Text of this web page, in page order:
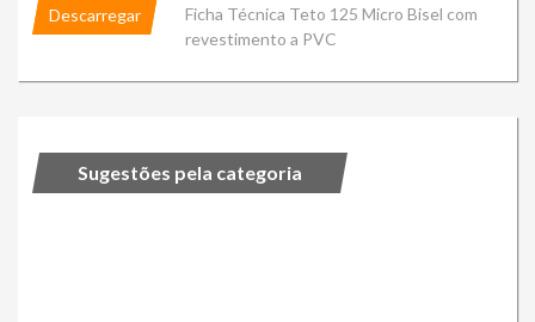
Descarregar
Ficha Técnica Teto 125 Micro Bisel com
revestimento a PVC
Sugestões pela categoria